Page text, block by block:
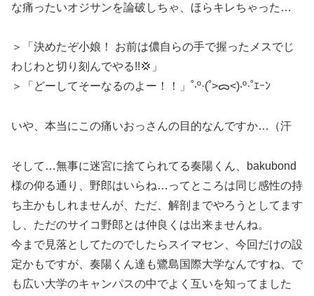
な痛ったいオジサンを論破しちゃ、ほらキレちゃった…
＞「決めたぞ小娘！ お前は儂自らの手で握ったメスでじ
わじわと切り刻んでやる!!💢」
＞「どーしてそーなるのよー！！」˚‧º·(˚>ᯅ<)‧º·˚ｴｰﾝ
いや、本当にこの痛いおっさんの目的なんですか…（汗
そして…無事に迷宮に捨てられてる奏陽くん、bakubond
様の仰る通り、野郎はいらね…ってところは同じ感性の持
ち主かもしれませんが、ただ、解剖までやろうとしてます
し、ただのサイコ野郎とは仲良くは出来ませんね。
今まで見落としてたのでしたらスイマセン、今回だけの設
定かもですが、奏陽くん達も鷺島国際大学なんですね、で
も広い大学のキャンパスの中でよく互いを知ってました